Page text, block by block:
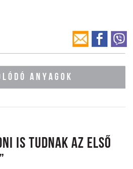
ANYAGOK
is tudnak az első